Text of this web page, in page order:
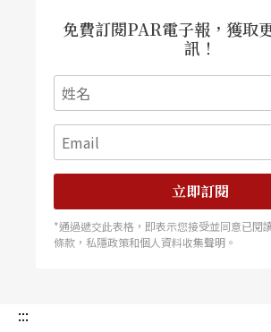
免費訂閱PAR電子報，獲取
訊！
立即訂閱
*通過遞交此表格，即表示您接受並同意已閱
條款，私隱政策和個人資料收集聲明。
:::